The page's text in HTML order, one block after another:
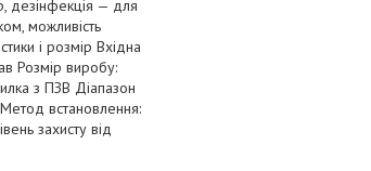
дезінфекція — для
можливість
і розмір Вхідна
Розмір виробу:
з ПЗВ Діапазон
встановлення:
захисту від